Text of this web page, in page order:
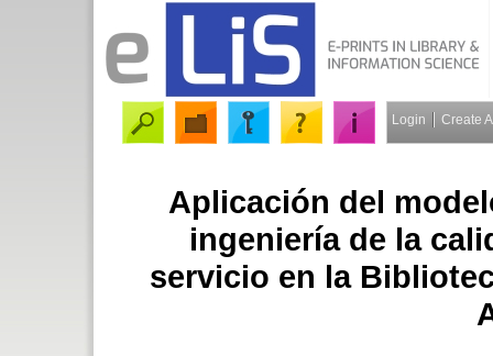
Login Create
Aplicación del
ingeniería de la
servicio en la